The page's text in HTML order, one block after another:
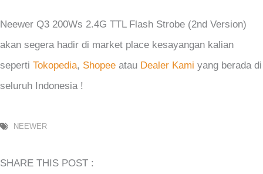
Neewer Q3 200Ws 2.4G TTL Flash Strobe (2nd Version)
akan segera hadir di market place kesayangan kalian
seperti Tokopedia, Shopee atau Dealer Kami yang berada di
seluruh Indonesia !
NEEWER
SHARE THIS POST :